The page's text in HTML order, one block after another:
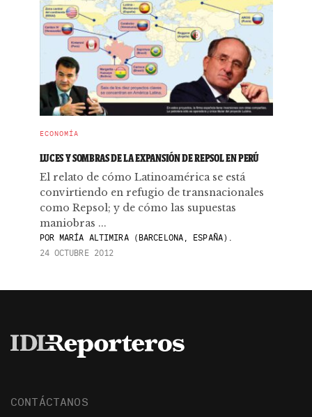
ECONOMÍA
LUCES Y SOMBRAS DE LA EXPANSIÓN DE REPSOL EN PERÚ
El relato de cómo Latinoamérica se está
convirtiendo en refugio de transnacionales
como Repsol; y de cómo las supuestas
maniobras ...
PORMARÍA ALTIMIRA (BARCELONA, ESPAÑA).
24 OCTUBRE 2012
CONTÁCTANOS